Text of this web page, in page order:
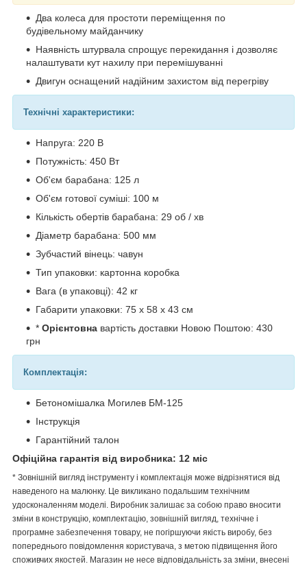
Два колеса для простоти переміщення по
будівельному майданчику
Наявність штурвала спрощує перекидання і дозволяє
налаштувати кут нахилу при перемішуванні
Двигун оснащений надійним захистом від перегріву
Технічні характеристики:
Напруга: 220 В
Потужність: 450 Вт
Об'єм барабана: 125 л
Об'єм готової суміші: 100 м
Кількість обертів барабана: 29 об / хв
Діаметр барабана: 500 мм
Зубчастий вінець: чавун
Тип упаковки: картонна коробка
Вага (в упаковці): 42 кг
Габарити упаковки: 75 х 58 х 43 см
* Орієнтовна вартість доставки Новою Поштою: 430
грн
Комплектація:
Бетономішалка Могилев БМ-125
Інструкція
Гарантійний талон
Офіційна гарантія від виробника: 12 міс
* Зовнішній вигляд інструменту і комплектація може відрізнятися від
наведеного на малюнку. Це викликано подальшим технічним
удосконаленням моделі. Виробник залишає за собою право вносити
зміни в конструкцію, комплектацію, зовнішній вигляд, технічне і
програмне забезпечення товару, не погіршуючи якість виробу, без
попереднього повідомлення користувача, з метою підвищення його
споживчих якостей. Магазин не несе відповідальність за зміни, внесені